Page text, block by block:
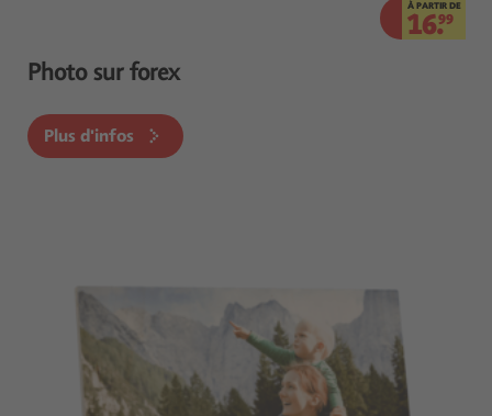
À PARTIR DE
16.99
Photo sur forex
Plus d'infos